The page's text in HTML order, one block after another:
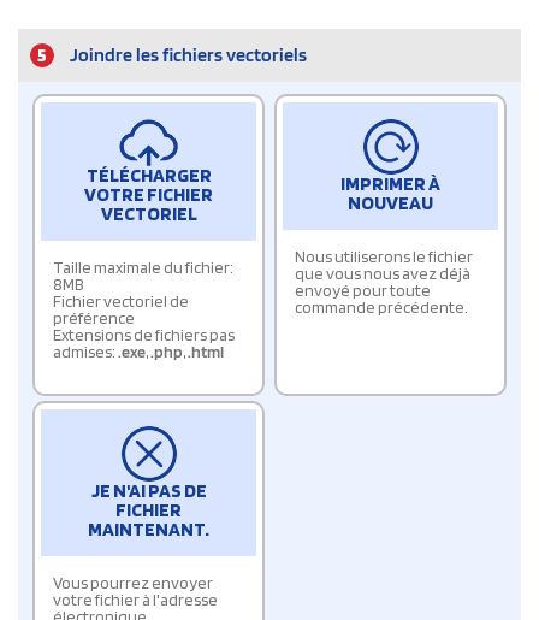
5 Joindre les fichiers vectoriels
TÉLÉCHARGER
VOTRE FICHIER
VECTORIEL
Taille maximale du fichier:
8MB
Fichier vectoriel de
préférence
Extensions de fichiers pas
admises:.exe,.php,.html
IMPRIMER À
NOUVEAU
Nous utiliserons le fichier
que vous nous avez déjà
envoyé pour toute
commande précédente.
JE N'AI PAS DE
FICHIER
MAINTENANT.
Vous pourrez envoyer
votre fichier à l'adresse